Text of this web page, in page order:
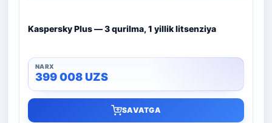
Kaspersky Plus — 3 qurilma, 1 yillik litsenziya
399 008UZS
SAVATGA